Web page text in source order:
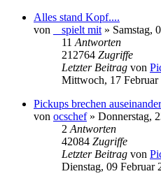
Alles stand Kopf....
von
_ spielt mit » Samstag,
11 Antworten
212764 Zugriffe
Letzter Beitrag von
Mittwoch, 17 Februar
Pickups brechen
von ocschef» Donnerstag,
2 Antworten
42084 Zugriffe
Letzter Beitrag von
Dienstag, 09 Februar